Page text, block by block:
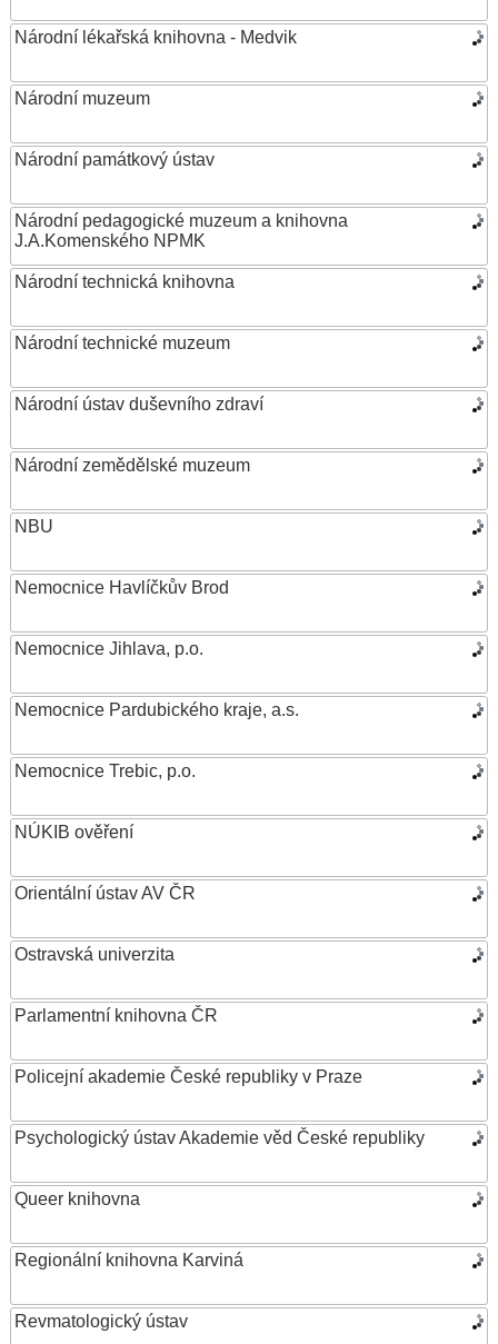
Národní lékařská knihovna - Medvik
Národní muzeum
Národní památkový ústav
Národní pedagogické muzeum a knihovna
J.A.Komenského NPMK
Národní technická knihovna
Národní technické muzeum
Národní ústav duševního zdraví
Národní zemědělské muzeum
NBU
Nemocnice Havlíčkův Brod
Nemocnice Jihlava, p.o.
Nemocnice Pardubického kraje, a.s.
Nemocnice Trebic, p.o.
NÚKIB ověření
Orientální ústav AV ČR
Ostravská univerzita
Parlamentní knihovna ČR
Policejní akademie České republiky v Praze
Psychologický ústav Akademie věd České republiky
Queer knihovna
Regionální knihovna Karviná
Revmatologický ústav